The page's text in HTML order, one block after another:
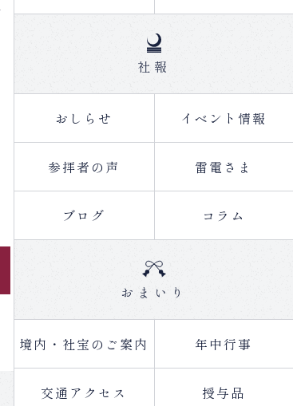
社報
おしらせ イベント情報
参拝者の声 雷電さま
ブログ コラム
おまいり
境内・社宝のご案内 年中行事
交通アクセス 授与品